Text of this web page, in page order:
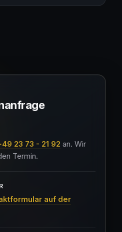
23 73 - 21 92 an. Wir
Termin.
auf der